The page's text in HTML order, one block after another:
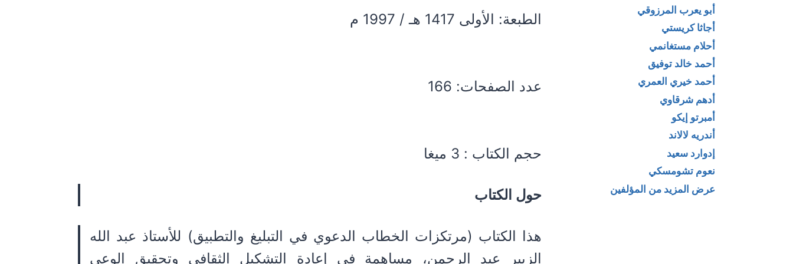
الطبعة: الأولى 1417 هـ / 1997 م
عدد الصفحات: 166
حجم الكتاب : 3 ميغا
حول الكتاب
هذا الكتاب (مرتكزات الخطاب الدعوي في التبليغ والتطبيق) للأستاذ عبد الله
الزبير عبد الرحمن، مساهمة في إعادة التشكيل الثقافي وتحقيق الوعي
أبو يعرب المرزوقي
أجاثا كريستي
أحلام مستغانمي
أحمد خالد توفيق
أحمد خيري العمري
أدهم شرقاوي
أمبرتو إيكو
أندريه لالاند
إدوارد سعيد
نعوم تشومسكي
عرض المزيد من المؤلفين